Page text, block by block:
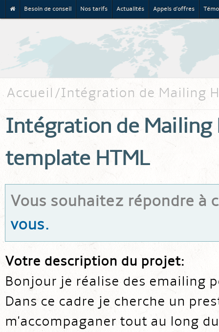
Besoin de conseil Nos tarifs Actualités Appels d'offres
Accueil Intégration de Mailing
Intégration de Mailing
template HTML
Vous souhaitez répondre à
vous.
Votre description du projet:
Bonjour je réalise des emailing
Dans ce cadre je cherche un
m'accompaganer tout au long